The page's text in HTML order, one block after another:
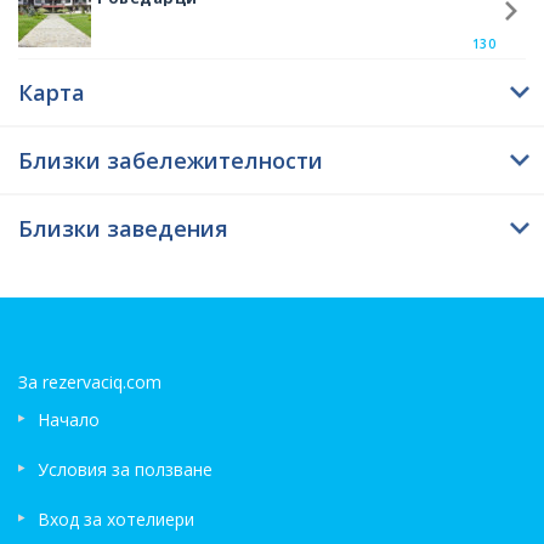
посочен от дясната страна на текста, а малко по – долу има и карта с
точното местоположение на хижата.
130
Карта
Близки забележителности
Близки заведения
За rezervaciq.com
Начало
Условия за ползване
Вход за хотелиери